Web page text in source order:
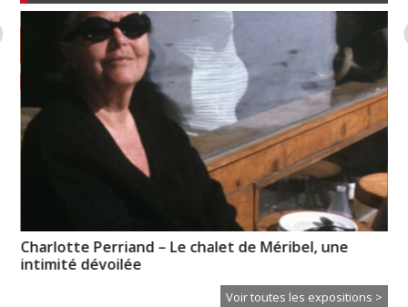
Charlotte Perriand – Le chalet de Méribel, une
intimité dévoilée
Voir toutes les expositions >